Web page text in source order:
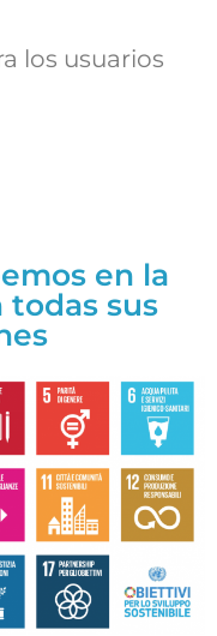
los usuarios
en la
sus